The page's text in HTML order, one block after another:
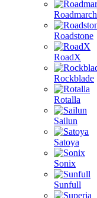
Roadmarch
Roadstone
RoadX
Rockblade
Rotalla
Sailun
Satoya
Sonix
Sunfull